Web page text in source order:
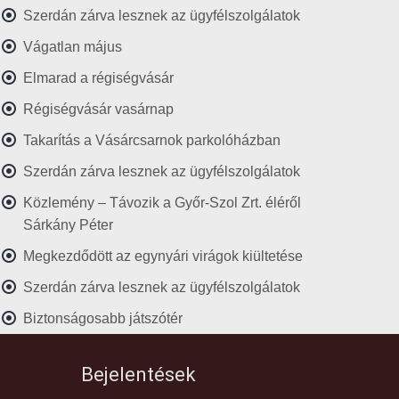
Szerdán zárva lesznek az ügyfélszolgálatok
Vágatlan május
Elmarad a régiségvásár
Régiségvásár vasárnap
Takarítás a Vásárcsarnok parkolóházban
Szerdán zárva lesznek az ügyfélszolgálatok
Közlemény – Távozik a Győr-Szol Zrt. éléről
Sárkány Péter
Megkezdődött az egynyári virágok kiültetése
Szerdán zárva lesznek az ügyfélszolgálatok
Biztonságosabb játszótér
Bejelentések